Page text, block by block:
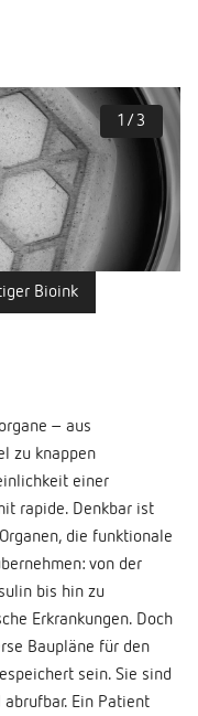
Bioink
1 / 3
– aus
zu knappen
einer
rapide. Denkbar ist
die funktionale
von der
bis hin zu
Erkrankungen. Doch
Baupläne für den
sein. Sie sind
Ein Patient